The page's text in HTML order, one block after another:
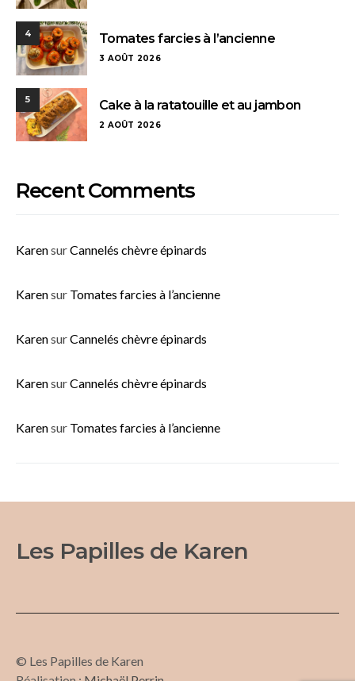
4 Tomates farcies à l’ancienne
3 AOÛT 2026
5 Cake à la ratatouille et au jambon
2 AOÛT 2026
Recent Comments
KarensurCannelés chèvre épinards
Karensur Tomates farcies à l’ancienne
KarensurCannelés chèvre épinards
KarensurCannelés chèvre épinards
Karensur Tomates farcies à l’ancienne
Les Papilles de Karen
© Les Papilles de Karen